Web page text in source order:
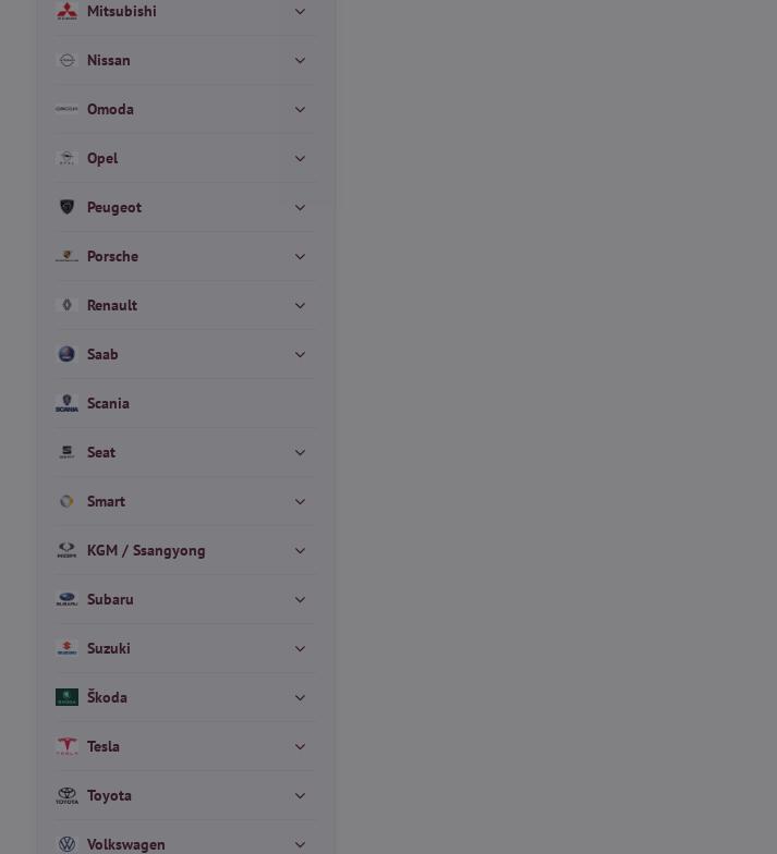
Mitsubishi
Nissan
Omoda
Opel
Peugeot
Porsche
Renault
Saab
Scania
Seat
Smart
KGM / Ssangyong
Subaru
Suzuki
Škoda
Tesla
Toyota
Volkswagen